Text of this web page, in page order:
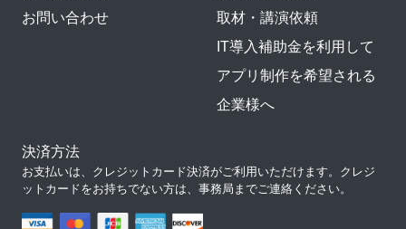
お問い合わせ
取材・講演依頼
IT導入補助金を利用して
アプリ制作を希望される
企業様へ
決済方法
お支払いは、クレジットカード決済がご利用いただけます。クレジ
ットカードをお持ちでない方は、事務局までご連絡ください。